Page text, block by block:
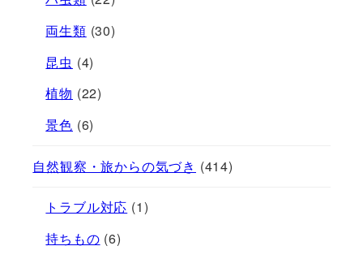
両生類 (30)
昆虫 (4)
植物 (22)
景色 (6)
自然観察・旅からの気づき (414)
トラブル対応 (1)
持ちもの (6)